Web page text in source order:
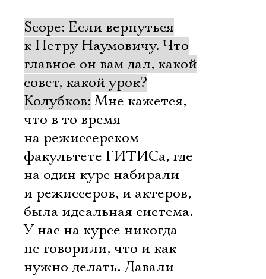
Scope: Если вернуться
к Петру Наумовичу. Что
главное он вам дал, какой
совет, какой урок?
Колубков: Мне кажется,
что в то время
на режиссерском
факультете ГИТИСа, где
на один курс набирали
и режиссеров, и актеров,
была идеальная система.
У нас на курсе никогда
не говорили, что и как
нужно делать. Давали